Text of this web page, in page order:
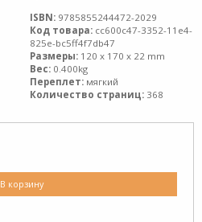
ISBN: 9785855244472-2029
Код товара: cc600c47-3352-11e4-
825e-bc5ff4f7db47
Размеры: 120 x 170 x 22 mm
Вес: 0.400kg
Переплет: мягкий
Количество страниц: 368
В корзину